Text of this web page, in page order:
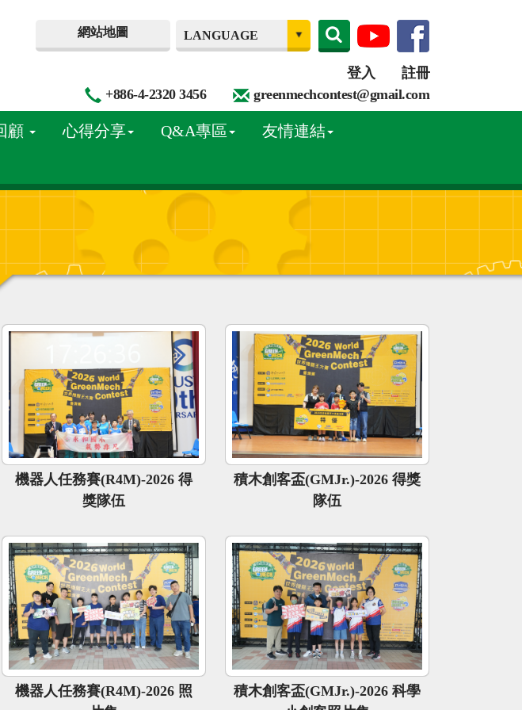
網站地圖
登入
註冊
+886-4-2320 3456
greenmechcontest@gmail.com
顧 心得分享 Q&A專區 友情連結
機器人任務賽(R4M)-2026 得
獎隊伍
積木創客盃(GMJr.)-2026 得獎
隊伍
機器人任務賽(R4M)-2026 照
積木創客盃(GMJr.)-2026 科學